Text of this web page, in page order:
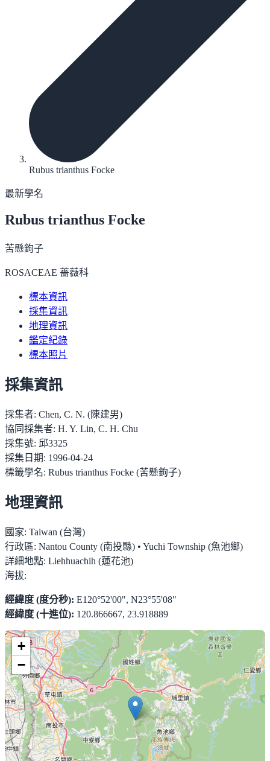
Rubus trianthus Focke
最新學名
Rubus trianthus Focke
苦懸鉤子
ROSACEAE 薔薇科
標本資訊
採集資訊
地理資訊
鑑定紀錄
標本照片
採集資訊
採集者: Chen, C. N. (陳建男)
協同採集者: H. Y. Lin, C. H. Chu
採集號: 邱3325
採集日期: 1996-04-24
標籤學名: Rubus trianthus Focke (苦懸鉤子)
地理資訊
國家: Taiwan (台灣)
行政區: Nantou County (南投縣) • Yuchi Township (魚池鄉)
詳細地點: Liehhuachih (蓮花池)
海拔:
經緯度 (度分秒): E120°52'00", N23°55'08"
經緯度 (十進位): 120.866667, 23.918889
+
−